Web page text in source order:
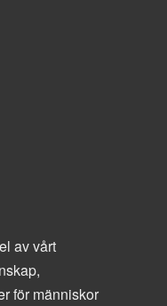
av vårt
för människor